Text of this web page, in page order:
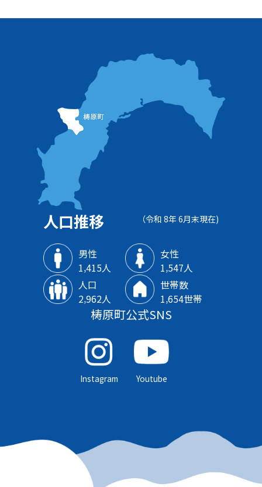
人口推移 （令和 8年 6月末現在)
男性
1‚415人
女性
1‚547人
人口
2‚962人
世帯数
1‚654世帯
梼原町公式SNS
Instagram Youtube